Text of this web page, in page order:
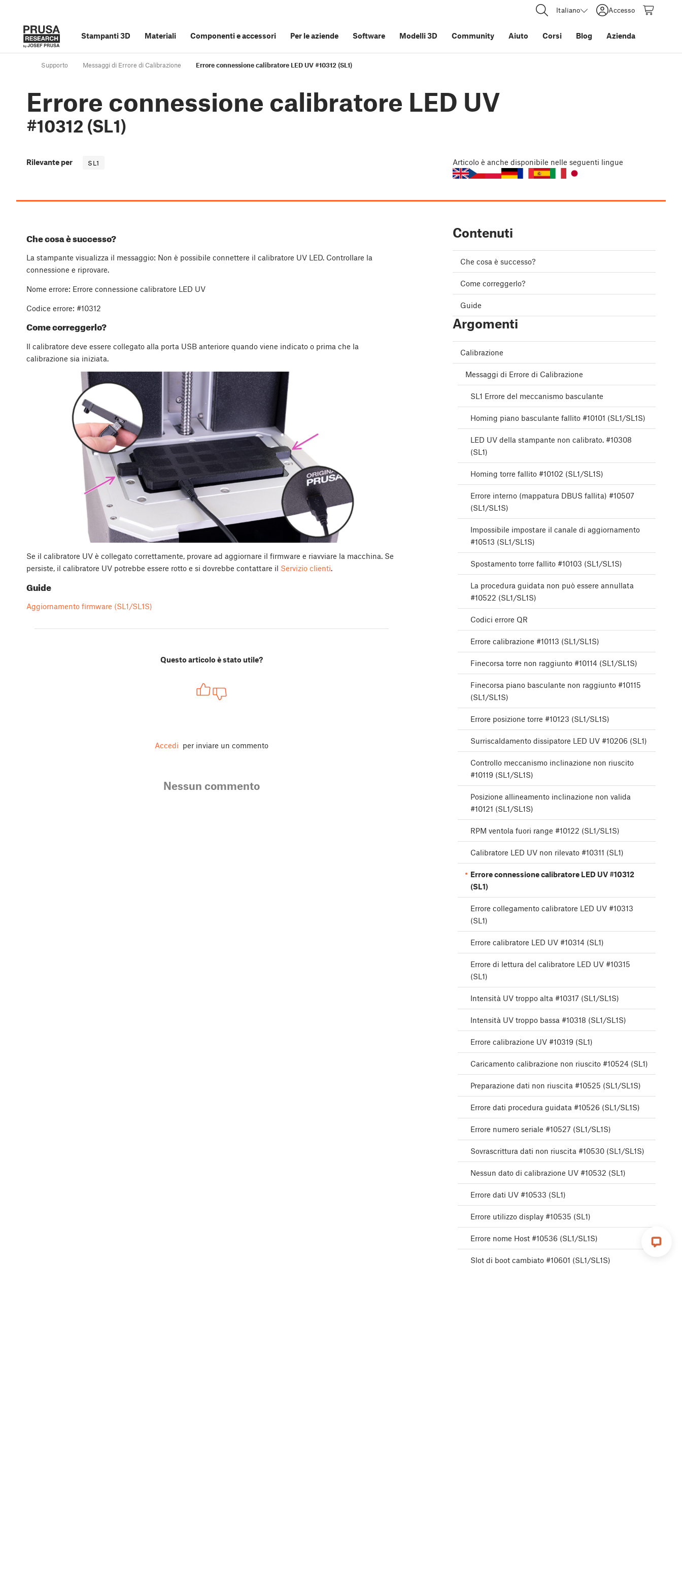
Italiano Accesso
Stampanti 3D Materiali Componenti e accessori Per le aziende Software Modelli 3D Community Aiuto Corsi Blog Azienda
Supporto Messaggi di Errore di Calibrazione Errore connessione calibratore LED UV #10312 (SL1)
Errore connessione calibratore LED UV
#10312 (SL1)
Rilevante per SL1 Articolo è anche disponibile nelle seguenti lingue
Che cosa è successo?
La stampante visualizza il messaggio: Non è possibile connettere il calibratore UV LED. Controllare la
connessione e riprovare.
Nome errore: Errore connessione calibratore LED UV
Codice errore: #10312
Come correggerlo?
Il calibratore deve essere collegato alla porta USB anteriore quando viene indicato o prima che la
calibrazione sia iniziata.
Se il calibratore UV è collegato correttamente, provare ad aggiornare il firmware e riavviare la macchina. Se
persiste, il calibratore UV potrebbe essere rotto e si dovrebbe contattare il Servizio clienti.
Guide
Aggiornamento firmware (SL1/SL1S)
Questo articolo è stato utile?
Accedi per inviare un commento
Nessun commento
Contenuti
Che cosa è successo?
Come correggerlo?
Guide
Argomenti
Calibrazione
Messaggi di Errore di Calibrazione
SL1 Errore del meccanismo basculante
Homing piano basculante fallito #10101 (SL1/SL1S)
LED UV della stampante non calibrato. #10308
(SL1)
Homing torre fallito #10102 (SL1/SL1S)
Errore interno (mappatura DBUS fallita) #10507
(SL1/SL1S)
Impossibile impostare il canale di aggiornamento
#10513 (SL1/SL1S)
Spostamento torre fallito #10103 (SL1/SL1S)
La procedura guidata non può essere annullata
#10522 (SL1/SL1S)
Codici errore QR
Errore calibrazione #10113 (SL1/SL1S)
Finecorsa torre non raggiunto #10114 (SL1/SL1S)
Finecorsa piano basculante non raggiunto #10115
(SL1/SL1S)
Errore posizione torre #10123 (SL1/SL1S)
Surriscaldamento dissipatore LED UV #10206 (SL1)
Controllo meccanismo inclinazione non riuscito
#10119 (SL1/SL1S)
Posizione allineamento inclinazione non valida
#10121 (SL1/SL1S)
RPM ventola fuori range #10122 (SL1/SL1S)
Calibratore LED UV non rilevato #10311 (SL1)
Errore connessione calibratore LED UV #10312
(SL1)
Errore collegamento calibratore LED UV #10313
(SL1)
Errore calibratore LED UV #10314 (SL1)
Errore di lettura del calibratore LED UV #10315
(SL1)
Intensità UV troppo alta #10317 (SL1/SL1S)
Intensità UV troppo bassa #10318 (SL1/SL1S)
Errore calibrazione UV #10319 (SL1)
Caricamento calibrazione non riuscito #10524 (SL1)
Preparazione dati non riuscita #10525 (SL1/SL1S)
Errore dati procedura guidata #10526 (SL1/SL1S)
Errore numero seriale #10527 (SL1/SL1S)
Sovrascrittura dati non riuscita #10530 (SL1/SL1S)
Nessun dato di calibrazione UV #10532 (SL1)
Errore dati UV #10533 (SL1)
Errore utilizzo display #10535 (SL1)
Errore nome Host #10536 (SL1/SL1S)
Slot di boot cambiato #10601 (SL1/SL1S)